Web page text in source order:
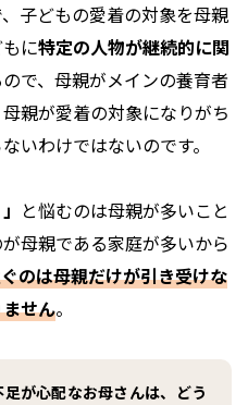
子どもの愛着の対象を母親
に特定の人物が継続的に関
ので、母親がメインの養育者
親が愛着の対象になりがち
いわけではないのです。
と悩むのは母親が多いこと
母親である家庭が多いから
のは母親だけが引き受けな
せん。
が心配なお母さんは、どう